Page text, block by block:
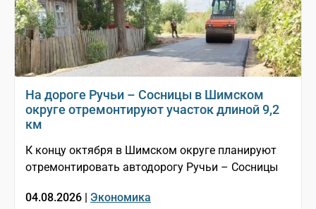
На дороге Ручьи – Сосницы в Шимском
округе отремонтируют участок длиной 9,2
км
К концу октября в Шимском округе планируют
отремонтировать автодорогу Ручьи – Сосницы
04.08.2026 | Экономика